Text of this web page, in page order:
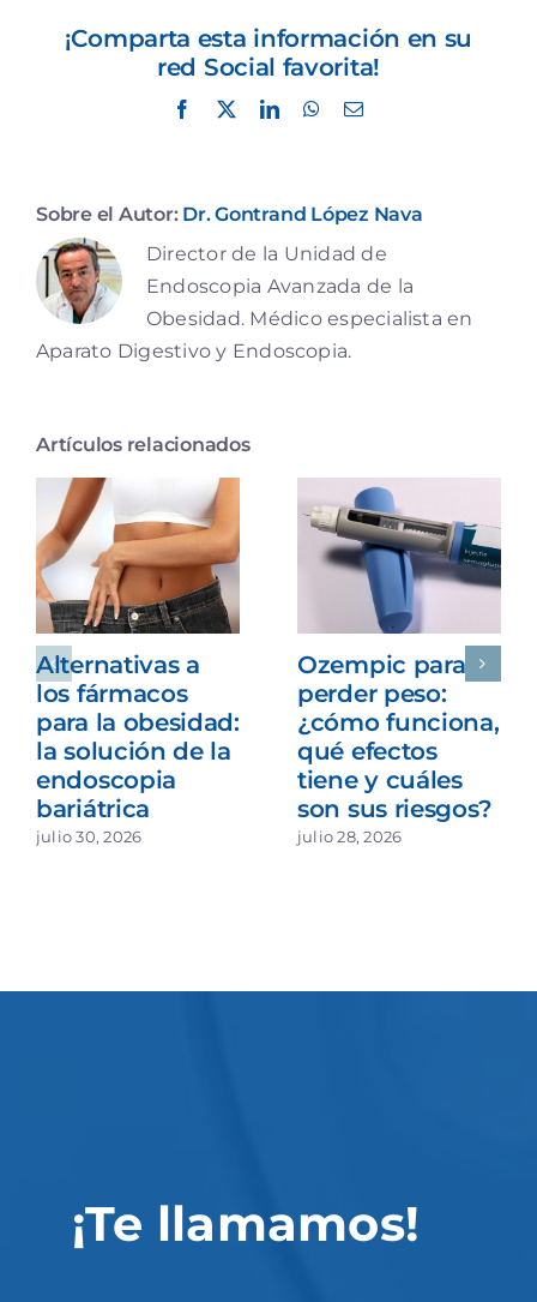
¡Comparta esta información en su
red Social favorita!
Facebook
X LinkedInWhatsApp
Correo
Sobre el Autor: Dr. Gontrand López Nava
Director de la Unidad de
Endoscopia Avanzada de la
Obesidad. Médico especialista en
Aparato Digestivo y Endoscopia.
Artículos relacionados
Alternativas a
los fármacos
para la obesidad:
la solución de la
endoscopia
bariátrica
julio 30, 2026
Ozempic para
perder peso:
¿cómo funciona,
qué efectos
tiene y cuáles
son sus riesgos?
julio 28, 2026
¡Te llamamos!